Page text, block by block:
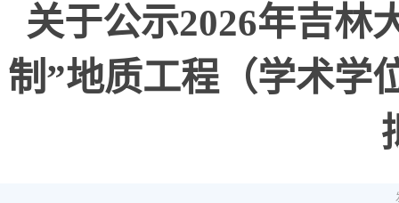
关于公示2026年吉林
制”地质工程（学术学